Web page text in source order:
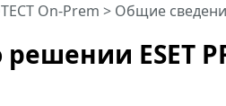
ESET
On-Prem > Общие